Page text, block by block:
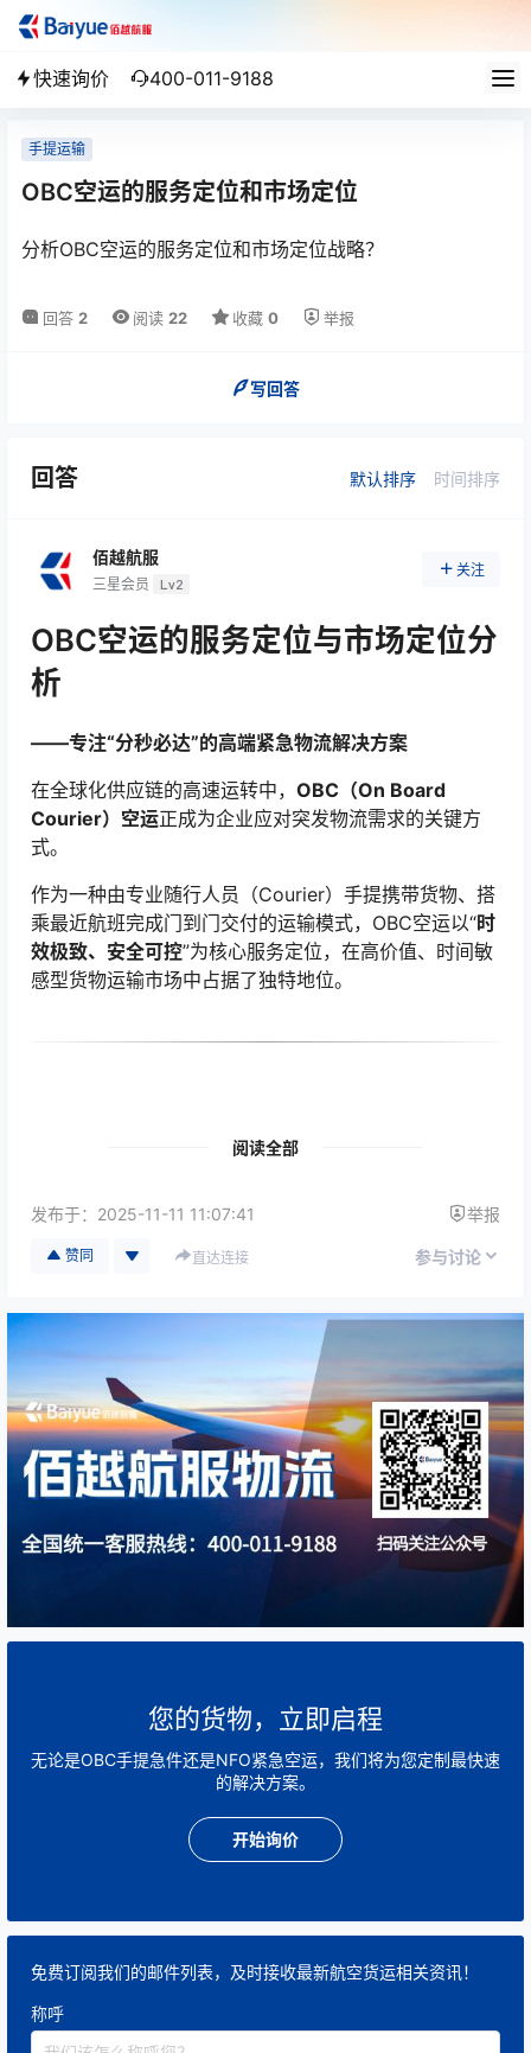
快速询价 400-011-9188
手提运输
OBC空运的服务定位和市场定位
分析OBC空运的服务定位和市场定位战略？
回答 2 阅读 22 收藏 0 举报
写回答
回答 默认排序 时间排序
佰越航服
三星会员 Lv2
关注
OBC空运的服务定位与市场定位分
析
——专注“分秒必达”的高端紧急物流解决方案
在全球化供应链的高速运转中， OBC（On Board
Courier）空运正成为企业应对突发物流需求的关键方
式。
作为一种由专业随行人员（Courier）手提携带货物、搭
乘最近航班完成门到门交付的运输模式，OBC空运以“时
效极致、安全可控”为核心服务定位，在高价值、时间敏
感型货物运输市场中占据了独特地位。
OBC空运并非传统意义上的快递或货代服务，而是一种
“最快速度、最高安全、最强管控”的一对一专人护
送服务。
1️⃣ 核心服务特征
时效优先：通过“下一班可用航班”实现数小时内启
运；
：Courier携带货物上机，确保全程不
离视线；
：适用于国际及跨洲际运输；
定制化方案：根据客户时效、成本、安全需求灵活
场景类型 示例说明
🛠️ 航空航材（AOG）
阅读全部
发布于： 2025-11-11 11:07:41 举报
赞同 直达连接 参与讨论
您的货物，立即启程
无论是OBC手提急件还是NFO紧急空运，我们将为您定制最快速
的解决方案。
开始询价
免费订阅我们的邮件列表，及时接收最新航空货运相关资讯！
称呼